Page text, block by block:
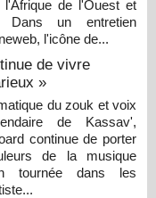
l'Afrique de l'Ouest et
Dans un entretien
l'icône de...
de vivre
»
du zouk et voix
de Kassav',
continue de porter
de la musique
tournée dans les